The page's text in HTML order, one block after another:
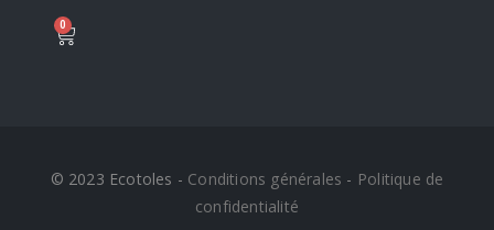
0
© 2023 Ecotoles - Conditions générales - Politique de
confidentialité